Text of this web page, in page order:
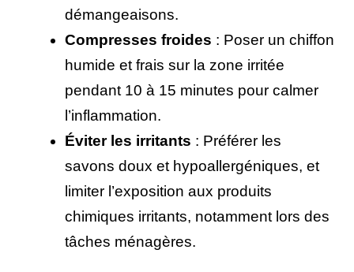
démangeaisons.
Compresses froides : Poser un chiffon
humide et frais sur la zone irritée
pendant 10 à 15 minutes pour calmer
l’inflammation.
Éviter les irritants : Préférer les
savons doux et hypoallergéniques, et
limiter l’exposition aux produits
chimiques irritants, notamment lors des
tâches ménagères.